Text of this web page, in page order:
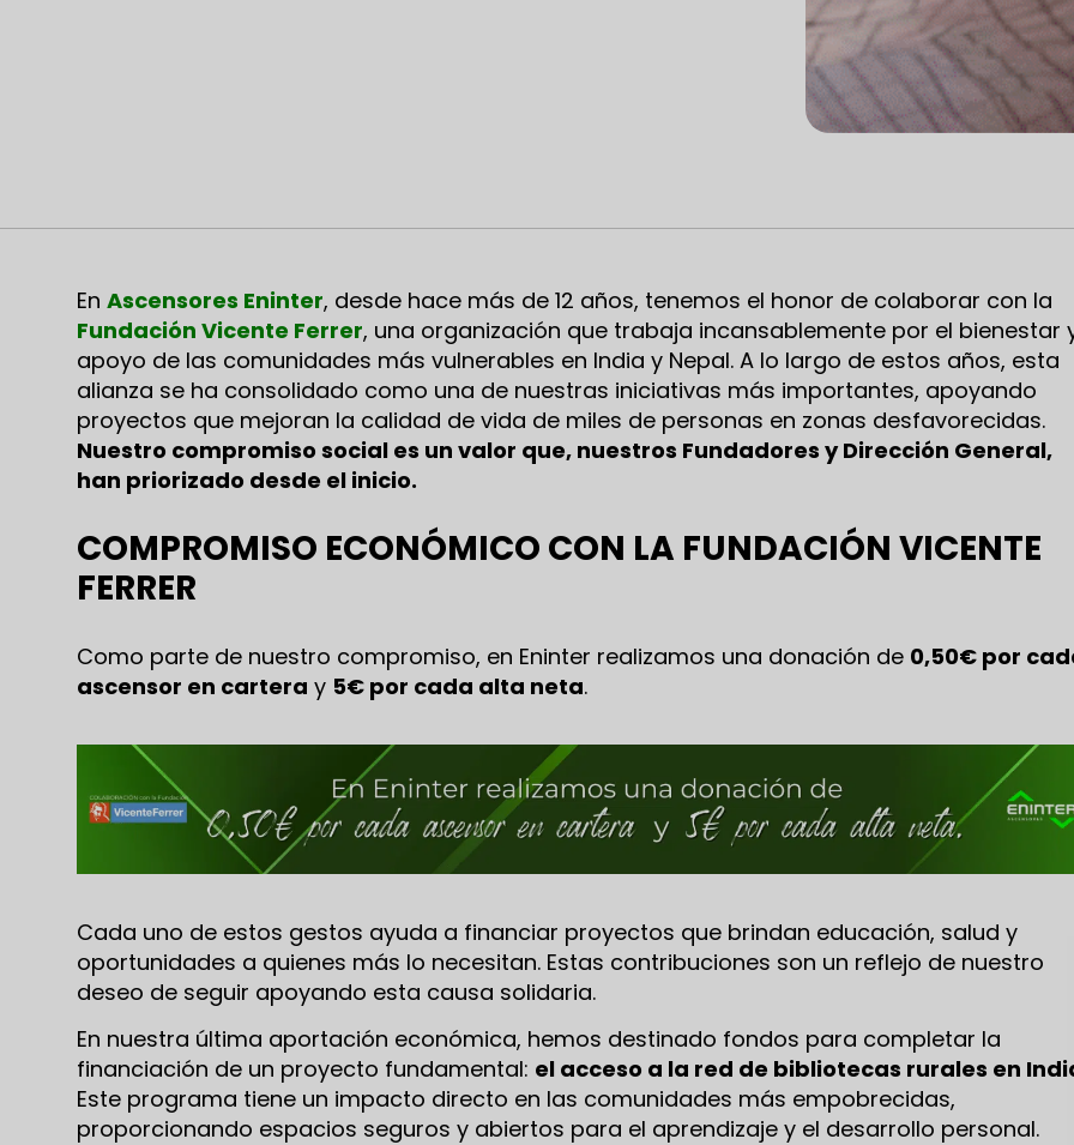
En Ascensores Eninter, desde hace más de 12 años, tenemos el honor de colaborar con la
Fundación Vicente Ferrer, una organización que trabaja incansablemente por el bienestar
apoyo de las comunidades más vulnerables en India y Nepal. A lo largo de estos años, esta
alianza se ha consolidado como una de nuestras iniciativas más importantes, apoyando
proyectos que mejoran la calidad de vida de miles de personas en zonas desfavorecidas.
Nuestro compromiso social es un valor que, nuestros Fundadores y Dirección General,
han priorizado desde el inicio.
COMPROMISO ECONÓMICO CON LA FUNDACIÓN VICENTE
FERRER
Como parte de nuestro compromiso, en Eninter realizamos una donación de 0,50€ por
ascensor en cartera y 5€ por cada alta neta.
Cada uno de estos gestos ayuda a financiar proyectos que brindan educación, salud y
oportunidades a quienes más lo necesitan. Estas contribuciones son un reflejo de nuestro
deseo de seguir apoyando esta causa solidaria.
En nuestra última aportación económica, hemos destinado fondos para completar la
financiación de un proyecto fundamental: el acceso a la red de bibliotecas rurales en
Este programa tiene un impacto directo en las comunidades más empobrecidas,
proporcionando espacios seguros y abiertos para el aprendizaje y el desarrollo personal.